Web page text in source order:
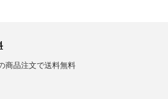
商品注文で送料無料